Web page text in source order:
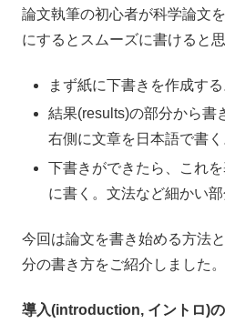
論文執筆の初心者が科学論文
にするとスムーズに書けると思
まず紙に下書きを作成する
結果(results)の部分から書
右側に文章を日本語で書く
下書きができたら、これ
に書く。文法など細かい部
今回は論文を書き始める方法
分の書き方をご紹介しました。
導入(introduction, イントロ)